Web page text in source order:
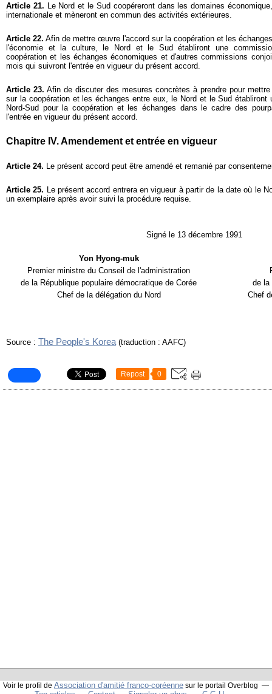
Article 21. Le Nord et le Sud coopéreront dans les domaines
internationale et mèneront en commun des activités extérieures.
Article 22. Afin de mettre œuvre l'accord sur la coopération et les
l'économie et la culture, le Nord et le Sud établiront une
coopération et les échanges économiques et d'autres commissions
mois qui suivront l'entrée en vigueur du présent accord.
Article 23. Afin de discuter des mesures concrètes à prendre pour
sur la coopération et les échanges entre eux, le Nord et le Sud établiront
Nord-Sud pour la coopération et les échanges dans le cadre des
l'entrée en vigueur du présent accord.
Chapitre IV. Amendement et entrée en vigueur
Article 24. Le présent accord peut être amendé et remanié par
Article 25. Le présent accord entrera en vigueur à partir de la date où le
un exemplaire après avoir suivi la procédure requise.
Signé le 13 décembre 1991
Yon Hyong-muk
Premier ministre du Conseil de l'administration
de la République populaire démocratique de Corée
Chef de la délégation du Nord
de la
Chef
Source : The People's Korea(traduction : AAFC)
Repost 0
Voir le profil de Association d'amitié franco-coréenne sur le portail Overblog